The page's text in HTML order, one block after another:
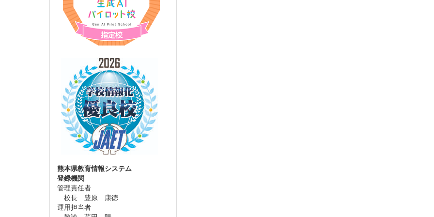
熊本県教育情報システム
登録機関
管理責任者
校長 豊原 康徳
運用担当者